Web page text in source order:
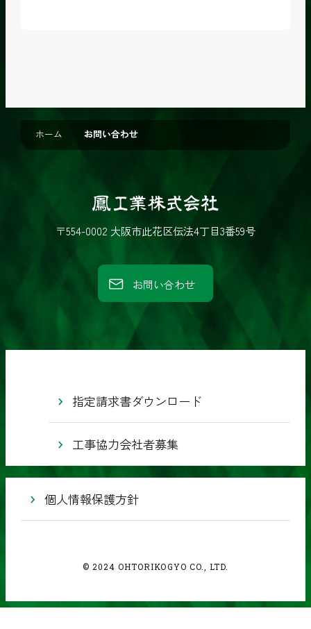
ホーム お問い合わせ
鳳
工
株
〒554-0002 大阪市此花区伝法4丁目3番59号
お問い合わせ
指定請求書ダウンロード
工事協力会社者募集
個人情報保護方針
© 2024 OHTORIKOGYO CO., LTD.